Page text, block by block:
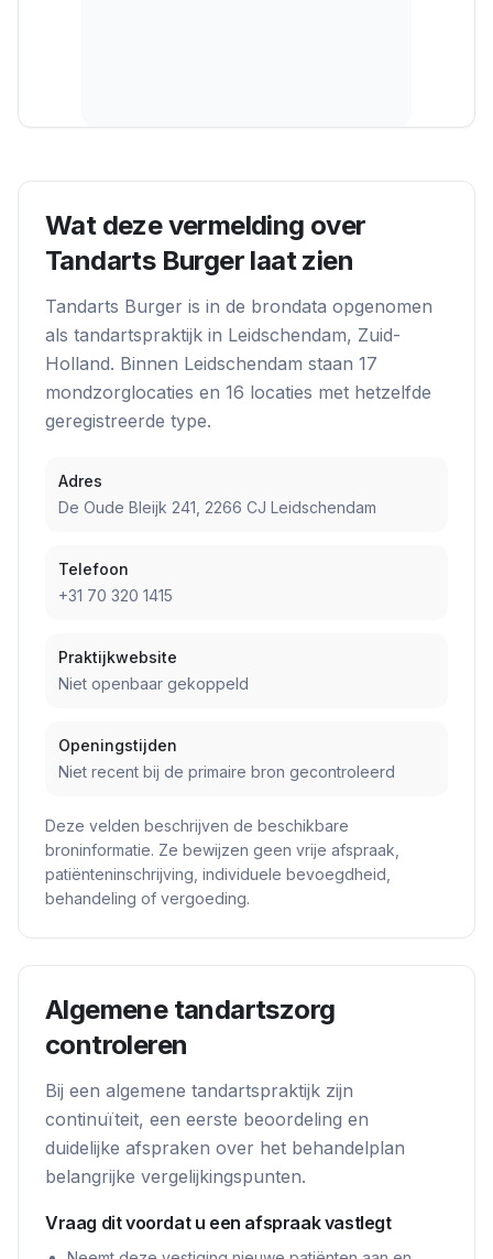
Wat deze vermelding over
Tandarts Burger laat zien
Tandarts Burger is in de brondata opgenomen
als tandartspraktijk in Leidschendam, Zuid-
Holland. Binnen Leidschendam staan 17
mondzorglocaties en 16 locaties met hetzelfde
geregistreerde type.
Adres
De Oude Bleijk 241, 2266 CJ Leidschendam
Telefoon
+31 70 320 1415
Praktijkwebsite
Niet openbaar gekoppeld
Openingstijden
Niet recent bij de primaire bron gecontroleerd
Deze velden beschrijven de beschikbare
broninformatie. Ze bewijzen geen vrije afspraak,
patiënteninschrijving, individuele bevoegdheid,
behandeling of vergoeding.
Algemene tandartszorg
controleren
Bij een algemene tandartspraktijk zijn
continuïteit, een eerste beoordeling en
duidelijke afspraken over het behandelplan
belangrijke vergelijkingspunten.
Vraag dit voordat u een afspraak vastlegt